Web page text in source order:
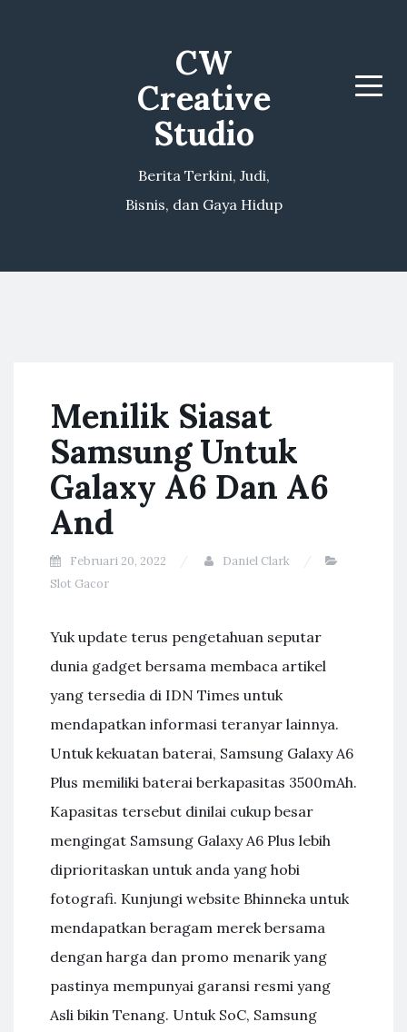
CW
Creative
Studio
Berita Terkini, Judi,
Bisnis, dan Gaya Hidup
Menu
Menilik Siasat
Samsung Untuk
Galaxy A6 Dan A6
And
Februari 20, 2022
Daniel Clark
Slot Gacor
Yuk update terus pengetahuan seputar
dunia gadget bersama membaca artikel
yang tersedia di IDN Times untuk
mendapatkan informasi teranyar lainnya.
Untuk kekuatan baterai, Samsung Galaxy A6
Plus memiliki baterai berkapasitas 3500mAh.
Kapasitas tersebut dinilai cukup besar
mengingat Samsung Galaxy A6 Plus lebih
diprioritaskan untuk anda yang hobi
fotografi. Kunjungi website Bhinneka untuk
mendapatkan beragam merek bersama
dengan harga dan promo menarik yang
pastinya mempunyai garansi resmi yang
Asli bikin Tenang. Untuk SoC, Samsung